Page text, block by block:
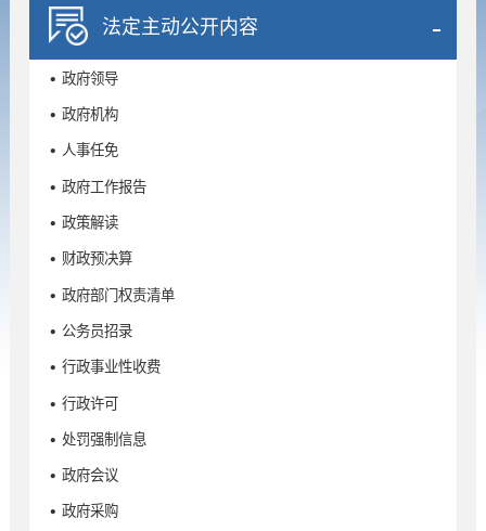
法定主动公开内容
• 政府领导
• 政府机构
• 人事任免
• 政府工作报告
• 政策解读
• 财政预决算
• 政府部门权责清单
• 公务员招录
• 行政事业性收费
• 行政许可
• 处罚强制信息
• 政府会议
• 政府采购